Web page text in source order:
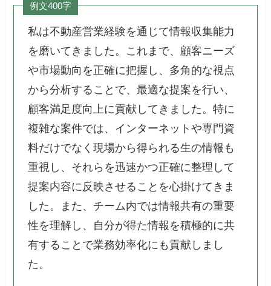
例文400字
私は不動産営業経験を通じて情報収集能力
を磨いてきました。これまで、顧客ニーズ
や市場動向を正確に把握し、多角的な視点
から分析することで、最適な提案を行い、
顧客満足度向上に貢献してきました。特に
複雑な案件では、インターネットや専門資
料だけでなく現場から得られる生の情報も
重視し、それらを迅速かつ正確に整理して
提案内容に反映させることを心掛けてきま
した。また、チーム内では情報共有の重要
性を理解し、自分が得た情報を積極的に共
有することで業務効率化にも貢献しまし
た。